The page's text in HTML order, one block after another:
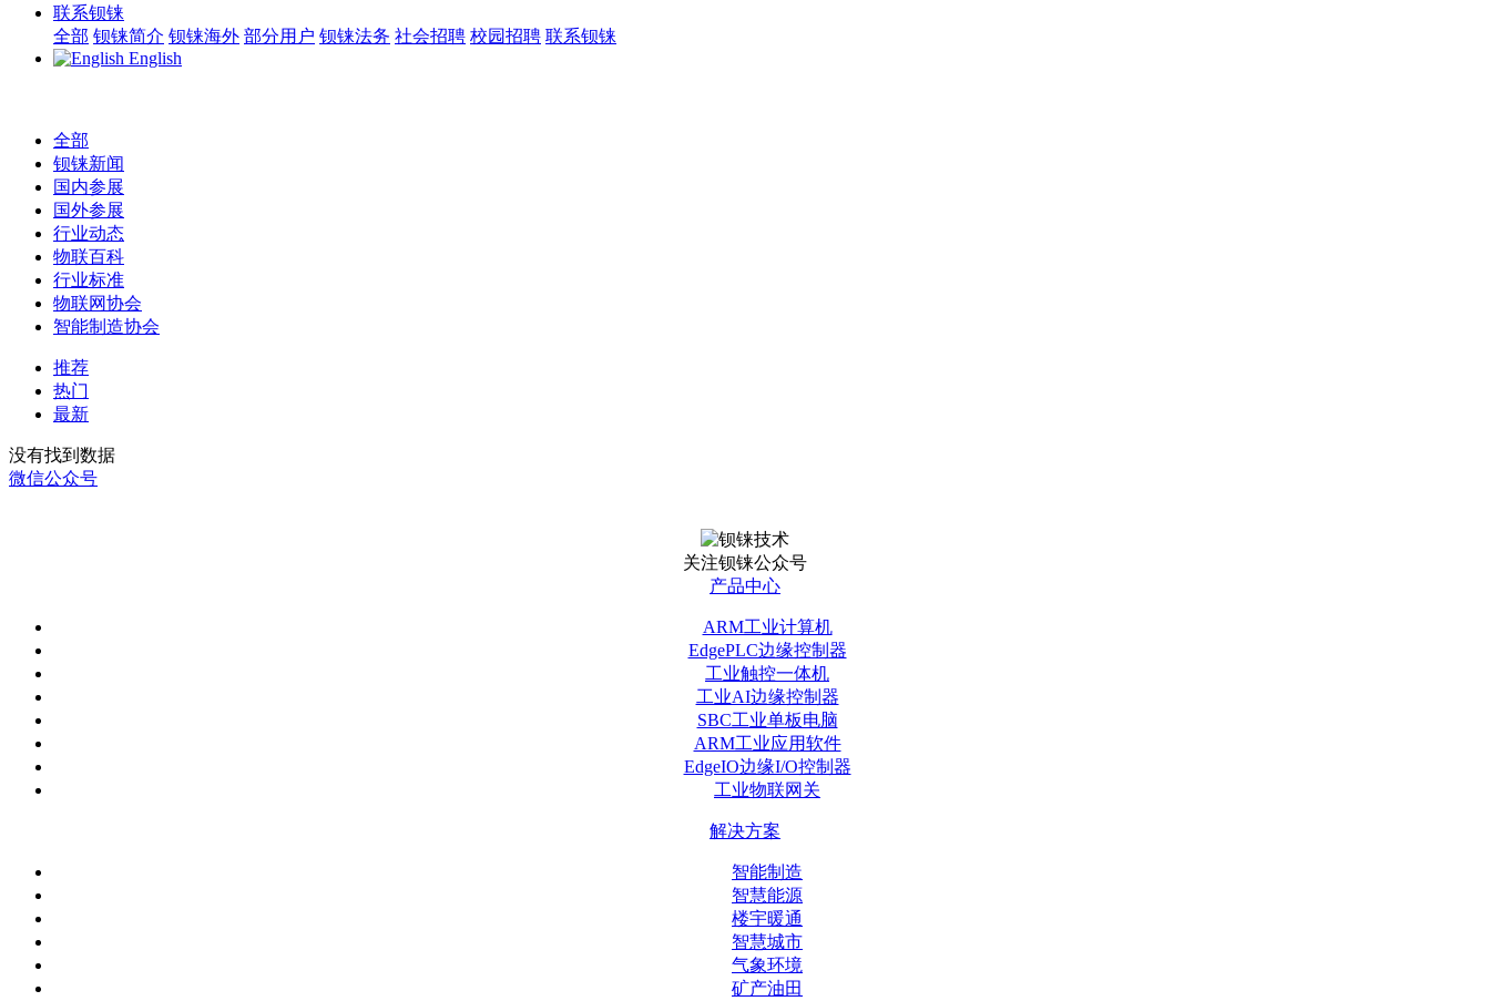
联系钡铼
全部 钡铼简介 钡铼海外 部分用户 钡铼法务 社会招聘 校园招聘 联系钡铼
English
全部
钡铼新闻
国内参展
国外参展
行业动态
物联百科
行业标准
物联网协会
智能制造协会
推荐
热门
最新
没有找到数据
微信公众号
关注钡铼公众号
产品中心
ARM工业计算机
EdgePLC边缘控制器
工业触控一体机
工业AI边缘控制器
SBC工业单板电脑
ARM工业应用软件
EdgeIO边缘I/O控制器
工业物联网关
解决方案
智能制造
智慧能源
楼宇暖通
智慧城市
气象环境
矿产油田